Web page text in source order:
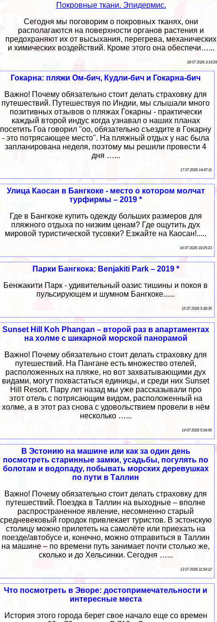
Покровные ткани. Эпидермис.
Сегодня мы поговорим о покровных тканях, они
располагаются на поверхности органов растения и
пpeдoxpaняют их от высыхания, перегрева, механических
и химических воздействий. Кроме этого она обеспечи…...
18 07 2026 3:14:29
Гокарна: пляжи Ом-бич, Кудли-бич и Гокарна-бич
Важно! Почему обязательно стоит делать страховку для
путешествий. Путешествуя по Индии, мы слышали много
позитивных отзывов о пляжах Гокарны - практически
каждый второй индус когда узнавал о наших планах
посетить Гоа говорил "оо, обязательно съездите в Гокарну
- это потрясающее место". На пляжный отдых у нас была
запланирована неделя, поэтому мы решили провести 4
дня …...
17 07 2026 14:47:11
Улица Каосан в Бангкоке - место о котором молчат
турфирмы – 2019 *
Где в Бангкоке купить одежду больших размеров для
пляжного отдыха по низким ценам? Где ощутить дух
мировой туристической тусовки? Езжайте на Каосан!.....
16 07 2026 18:25:23
Парки Бангкока: Benjakiti Park – 2019 *
Бенжакити Парк - удивительный оазис тишины и покоя в
пульсирующем и шумном Бангкоке......
15 07 2026 5:38:35
Sunset Hill Koh Phangan – второй раз в апартаментах
на холме с шикарной морской панорамой
Важно! Почему обязательно стоит делать страховку для
путешествий. На Пангане есть множество отелей,
расположенных на пляже, но вот захватывающими дух
видами, могут похвастаться единицы, и среди них Sunset
Hill Resort. Пару лет назад мы уже рассказывали про
этот отель с потрясающим видом, расположенный на
холме, а в этот раз снова с удовольствием провели в нём
несколько …...
14 07 2026 5:34:45
В Эстонию на машине или как за один день
посмотреть старинные замки, усадьбы, погулять по
болотам и водопаду, побывать морских деревушках
по пути в Таллин
Важно! Почему обязательно стоит делать страховку для
путешествий. Поездка в Таллин на выходные – вполне
распространенное явление, несомненно старый
средневековый городок привлекает туристов. В эстонскую
столицу можно прилететь на самолёте или приехать на
поезде/автобусе и, конечно, можно отправиться в Таллин
на машине – по времени путь занимает почти столько же,
сколько и до Хельсинки. Сегодня …...
13 07 2026 11:54:12
Что посмотреть в Эворе: достопримечательности и
интересные места
История этого города берет свое начало еще со времен